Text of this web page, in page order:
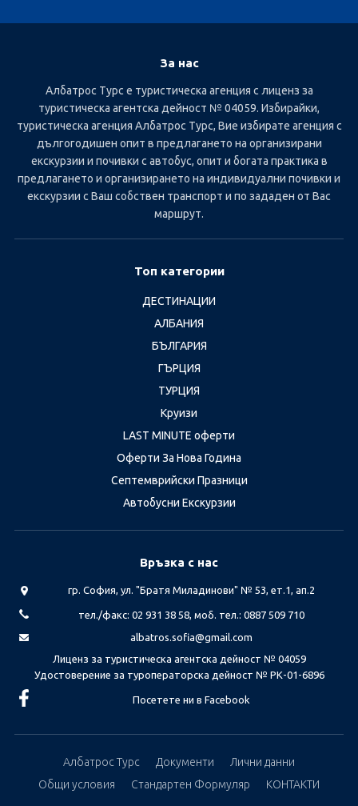
За нас
Албатрос Турс е туристическа агенция с лиценз за
туристическа агентска дейност № 04059. Избирайки,
туристическа агенция Албатрос Турс, Вие избирате агенция с
дългогодишен опит в предлагането на организирани
екскурзии и почивки с автобус, опит и богата практика в
предлагането и организирането на индивидуални почивки и
екскурзии с Ваш собствен транспорт и по зададен от Вас
маршрут.
Топ категории
ДЕСТИНАЦИИ
АЛБАНИЯ
БЪЛГАРИЯ
ГЪРЦИЯ
ТУРЦИЯ
Круизи
LAST MINUTE оферти
Оферти За Нова Година
Септемврийски Празници
Автобусни Екскурзии
Връзка с нас
гр. София, ул. "Братя Миладинови" № 53, ет.1, ап.2
тел./факс: 02 931 38 58, моб. тел.: 0887 509 710
albatros.sofia@gmail.com
Лиценз за туристическа агентска дейност № 04059
Удостоверение за туроператорска дейност № РК-01-6896
Посетете ни в Facebook
Албатрос Турс Документи
Лични данни
Общи условия
Стандартен Формуляр КОНТАКТИ